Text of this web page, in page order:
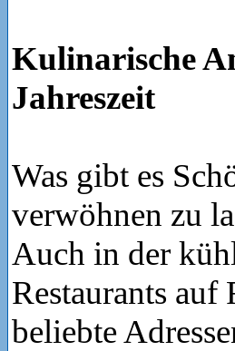
Kulinarische
Jahreszeit
Was gibt es
verwöhnen zu
Auch in der
Restaurants auf
beliebte